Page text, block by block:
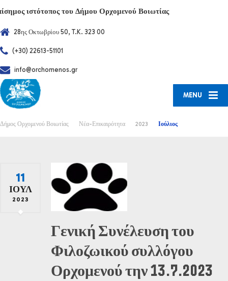
ιστότοπος του Δήμου Ορχομενού Βοιωτίας
28ης Οκτωβρίου 50, T.K. 323 00
(+30) 22613-51101
info@orchomenos.gr
MENU
Δήμος Ορχομενού Βοιωτίας Νέα-Επικαιρότητα 2023 Ιούλιος
11
ΙΟΎΛ
2023
Γενική Συνέλευση του
Φιλοζωικού συλλόγου
Ορχομενού την 13.7.2023